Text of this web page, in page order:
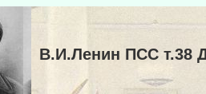
В.И.Ленин ПСС